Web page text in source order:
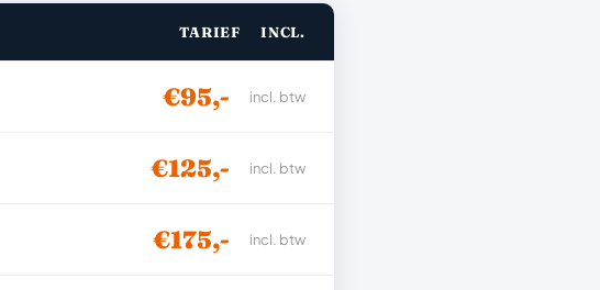
TARIEF INCL.
€95,- incl. btw
€125,- incl. btw
€175,- incl. btw